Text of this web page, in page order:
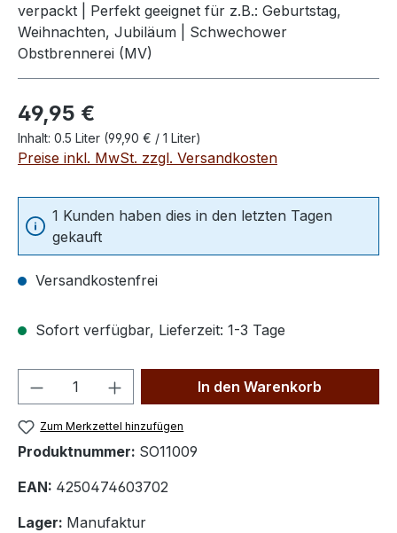
verpackt | Perfekt geeignet für z.B.: Geburtstag,
Weihnachten, Jubiläum | Schwechower
Obstbrennerei (MV)
Regulärer Preis:
49,95 €
Inhalt: 0.5 Liter (99,90 € / 1 Liter)
Preise inkl. MwSt. zzgl. Versandkosten
1 Kunden haben dies in den letzten Tagen
gekauft
Versandkostenfrei
Sofort verfügbar, Lieferzeit: 1-3 Tage
Produkt Anzahl: Gib denIn den Warenkorb
Zum Merkzettel hinzufügen
Produktnummer: SO11009
EAN: 4250474603702
Lager: Manufaktur